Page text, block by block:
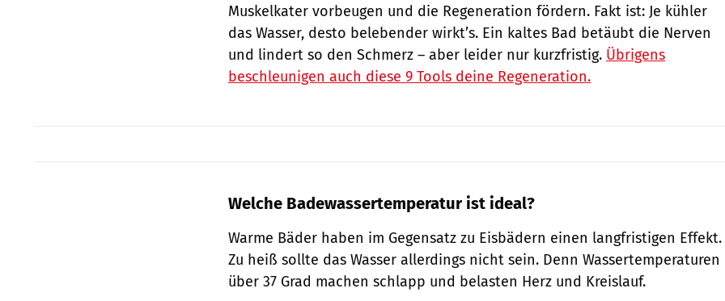
Muskelkater vorbeugen und die Regeneration fördern. Fakt ist: Je kühler
das Wasser, desto belebender wirkt’s. Ein kaltes Bad betäubt die Nerven
und lindert so den Schmerz – aber leider nur kurzfristig. Übrigens
beschleunigen auch diese 9 Tools deine Regeneration.
Welche Badewassertemperatur ist ideal?
Warme Bäder haben im Gegensatz zu Eisbädern einen langfristigen Effekt.
Zu heiß sollte das Wasser allerdings nicht sein. Denn Wassertemperaturen
über 37 Grad machen schlapp und belasten Herz und Kreislauf.